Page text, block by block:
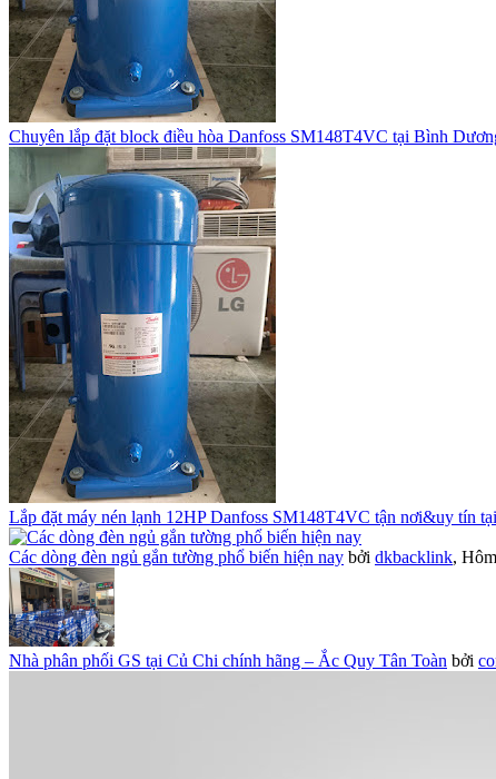
Chuyên lắp đặt block điều hòa Danfoss SM148T4VC tại Bình
Lắp đặt máy nén lạnh 12HP Danfoss SM148T4VC tận nơi&uy tín
Các dòng đèn ngủ gắn tường phổ biến hiện nay bởi dkbacklink,
Nhà phân phối GS tại Củ Chi chính hãng – Ắc Quy Tân Toàn bởi